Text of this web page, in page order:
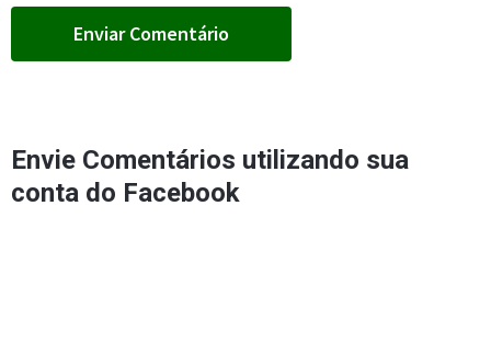
Envie Comentários utilizando sua
conta do Facebook